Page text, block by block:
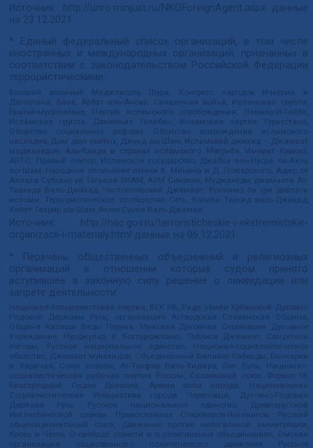
Источник: http://unro.minjust.ru/NKOForeignAgent.aspx данные
на 23.12.2021
* Единый федеральный список организаций, в том числе
иностранных и международных организаций, признанных в
соответствии с законодательством Российской Федерации
террористическими:
Высший военный Маджлисуль Шура, Конгресс народов Ичкерии и
Дагестана, База, Асбат аль-Ансар, Священная война, Исламская группа,
Братья-мусульмане, Партия исламского освобождения, Лашкар-И-Тайба,
Исламская группа, Движение Талибан, Исламская партия Туркестана,
Общество социальных реформ, Общество возрождения исламского
наследия, Дом двух святых, Джунд аш-Шам, Исламский джихад – Джамаат
моджахедов, Аль-Каида в странах исламского Магриба, Имарат Кавказ,
АБТО, Правый сектор, Исламское государство, Джабха аль-Нусра ли-Ахль
аш-Шам, Народное ополчение имени К. Минина и Д. Пожарского, Аджр от
Аллаха Субхану уа Тагьаля SHAM, АУМ Синрике, Муджахеды джамаата Ат-
Тавхида Валь-Джихад, Чистопольский Джамаат, Рохнамо ба суи давлати
исломи, Террористическое сообщество Сеть, Катиба Таухид валь-Джихад,
Хайят Тахрир аш-Шам, Ахлю Сунна Валь Джамаа
Источник:
http://nac.gov.ru/terroristicheskie-i-ekstremistskie-
organizacii-i-materialy.html данные на 06.12.2021
* Перечень общественных объединений и религиозных
организаций в отношении которых судом принято
вступившее в законную силу решение о ликвидации или
запрете деятельности:
Национал-большевистская партия, ВЕК РА, Рада земли Кубанской Духовно
Родовой Державы Русь, организация Асгардская Славянская Община,
Община Капища Веды Перуна, Мужская Духовная Семинария Духовное
Учреждение, Нурджулар, К Богодержавию, Таблиги Джамаат, Свидетели
Иеговы, Русское национальное единство, Национал-социалистическое
общество, Джамаат мувахидов, Объединенный Вилайат Кабарды, Балкарии
и Карачая, Союз славян, Ат-Такфир Валь-Хиджра, Пит Буль, Национал-
социалистическая рабочая партия России, Славянский союз, Формат-18,
Благородный Орден Дьявола, Армия воли народа, Национальная
Социалистическая Инициатива города Череповца, Духовно-Родовая
Держава Русь, Русское национальное единство, Древнерусской
Инглистической церкви Православных Староверов-Инглингов, Русский
общенациональный союз, Движение против нелегальной иммиграции,
Кровь и Честь, О свободе совести и о религиозных объединениях, Омская
организация общественного политического движения Русское